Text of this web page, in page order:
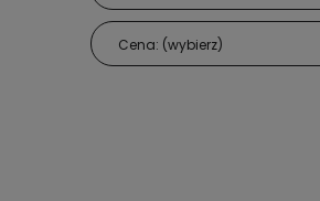
Cena: (wybierz)